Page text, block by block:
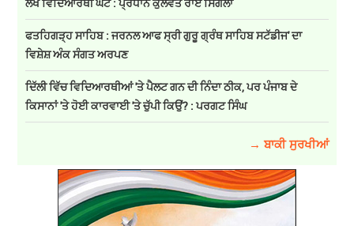
ਲੱਖ ਵਿਦਿਆਰਥੀ ਘਟੇ : ਪ੍ਰਧਾਨ ਕੁਲਵੰਤ ਰਾਏ ਸਿੰਗਲਾ
ਫਤਹਿਗੜ੍ਹ ਸਾਹਿਬ : ਜਰਨਲ ਆਫ ਸ੍ਰੀ ਗੁਰੂ ਗ੍ਰੰਥ ਸਾਹਿਬ ਸਟੱਡੀਜ' ਦਾ
ਵਿਸ਼ੇਸ਼ ਅੰਕ ਸੰਗਤ ਅਰਪਣ
ਦਿੱਲੀ ਵਿੱਚ ਵਿਦਿਆਰਥੀਆਂ 'ਤੇ ਪੈਲਟ ਗਨ ਦੀ ਨਿੰਦਾ ਠੀਕ, ਪਰ ਪੰਜਾਬ ਦੇ
ਕਿਸਾਨਾਂ 'ਤੇ ਹੋਈ ਕਾਰਵਾਈ 'ਤੇ ਚੁੱਪੀ ਕਿਉਂ? : ਪਰਗਟ ਸਿੰਘ
→ ਬਾਕੀ ਸੁਰਖੀਆਂ